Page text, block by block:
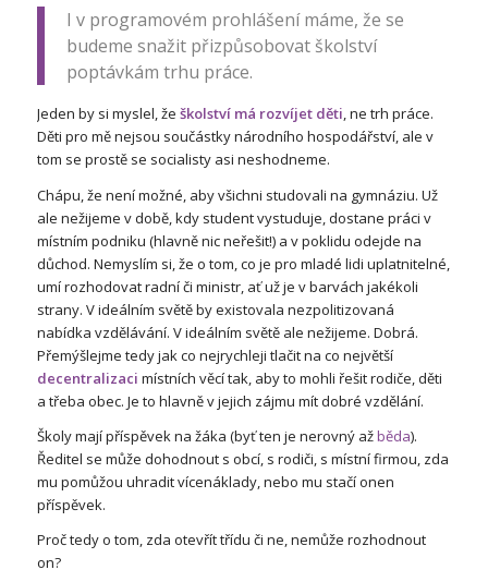
I v programovém prohlášení máme, že se
budeme snažit přizpůsobovat školství
poptávkám trhu práce.
Jeden by si myslel, že školství má rozvíjet děti, ne trh práce.
Děti pro mě nejsou součástky národního hospodářství, ale v
tom se prostě se socialisty asi neshodneme.
Chápu, že není možné, aby všichni studovali na gymnáziu. Už
ale nežijeme v době, kdy student vystuduje, dostane práci v
místním podniku (hlavně nic neřešit!) a v poklidu odejde na
důchod. Nemyslím si, že o tom, co je pro mladé lidi uplatnitelné,
umí rozhodovat radní či ministr, ať už je v barvách jakékoli
strany. V ideálním světě by existovala nezpolitizovaná
nabídka vzdělávání. V ideálním světě ale nežijeme. Dobrá.
Přemýšlejme tedy jak co nejrychleji tlačit na co největší
decentralizaci místních věcí tak, aby to mohli řešit rodiče, děti
a třeba obec. Je to hlavně v jejich zájmu mít dobré vzdělání.
Školy mají příspěvek na žáka (byť ten je nerovný ažběda).
Ředitel se může dohodnout s obcí, s rodiči, s místní firmou, zda
mu pomůžou uhradit vícenáklady, nebo mu stačí onen
příspěvek.
Proč tedy o tom, zda otevřít třídu či ne, nemůže rozhodnout
on?